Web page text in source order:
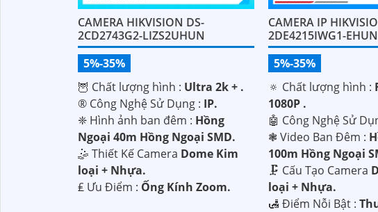
CAMERA HIKVISION DS-
2CD2743G2-LIZS2UHUN
5%-35%
🦉 Chất lượng hình : Ultra 2k + .
®️ Công Nghệ Sử Dụng : IP.
❈ Hình ảnh ban đêm : Hồng
Ngoại 40m Hồng Ngoại SMD.
🤹 Thiết Kế Camera Dome Kim
loại + Nhựa.
️₤ Ưu Điểm : Ống Kính Zoom.
CAMERA IP
2DE4215IWG1-
5%-35%
🔅 Chất lượng hình :
1080P .
🤖️ Công Nghệ Sử
❃ Video Ban Đêm :
100m Hồng Ngoại
🗜️ Cấu Tạo Camera
loại + Nhựa.
️🛃 Điểm Nỗi Bật :